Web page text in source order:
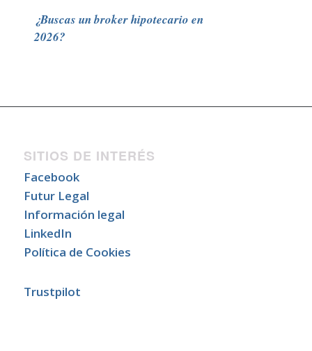
¿Buscas un broker hipotecario en
2026?
SITIOS DE INTERÉS
Facebook
Futur Legal
Información legal
LinkedIn
Política de Cookies
Trustpilot